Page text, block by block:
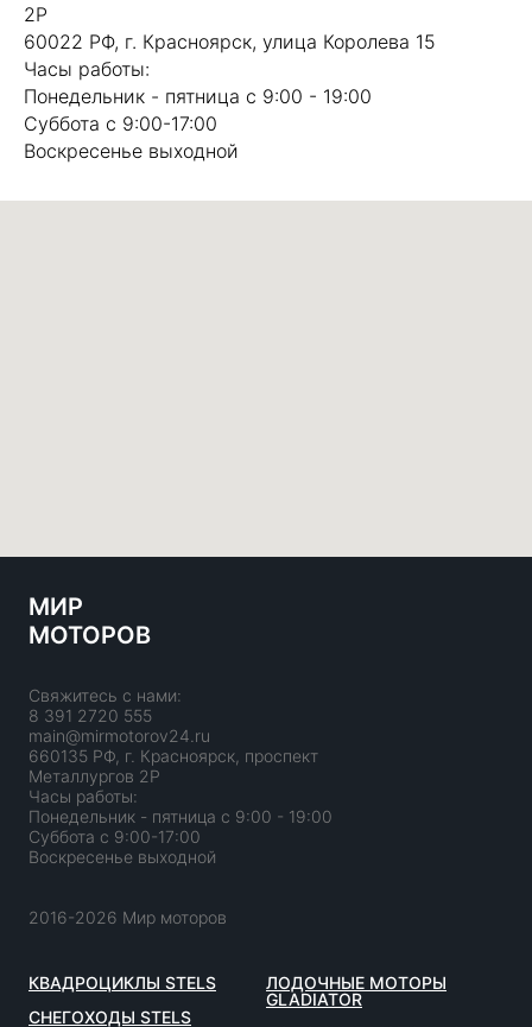
2Р
60022 РФ, г. Красноярск, улица Королева 15
Часы работы:
Понедельник - пятница с 9:00 - 19:00
Суббота с 9:00-17:00
Воскресенье выходной
МИР
МОТОРОВ
Свяжитесь с нами:
8 391 2720 555
main@mirmotorov24.ru
660135 РФ, г. Красноярск, проспект
Металлургов 2Р
Часы работы:
Понедельник - пятница с 9:00 - 19:00
Суббота с 9:00-17:00
Воскресенье выходной
2016-2026 Мир моторов
КВАДРОЦИКЛЫ STELS
СНЕГОХОДЫ STELS
ЛОДОЧНЫЕ МОТОРЫ
GLADIATOR